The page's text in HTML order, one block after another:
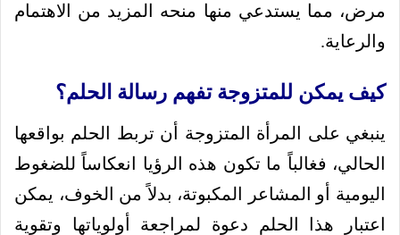
مرض، مما يستدعي منها منحه المزيد من الاهتمام
والرعاية.
كيف يمكن للمتزوجة تفهم رسالة الحلم؟
ينبغي على المرأة المتزوجة أن تربط الحلم بواقعها
الحالي، فغالباً ما تكون هذه الرؤيا انعكاساً للضغوط
اليومية أو المشاعر المكبوتة، بدلاً من الخوف، يمكن
اعتبار هذا الحلم دعوة لمراجعة أولوياتها وتقوية